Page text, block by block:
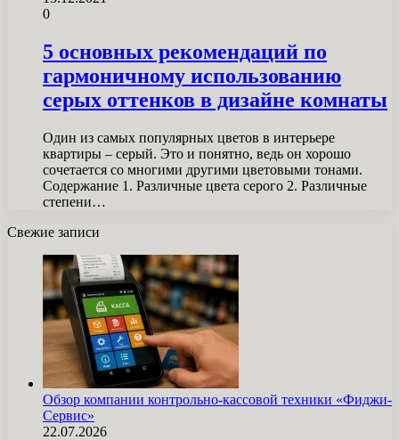
0
5 основных рекомендаций по
гармоничному использованию
серых оттенков в дизайне комнаты
Один из самых популярных цветов в интерьере
квартиры – серый. Это и понятно, ведь он хорошо
сочетается со многими другими цветовыми тонами.
Содержание 1. Различные цвета серого 2. Различные
степени…
Свежие записи
Обзор компании контрольно-кассовой техники «Фиджи-
Сервис»
22.07.2026